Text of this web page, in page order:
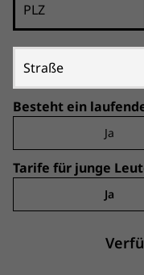
PLZ
Straße
Besteht ein
Ja
Tarife für junge
Ja